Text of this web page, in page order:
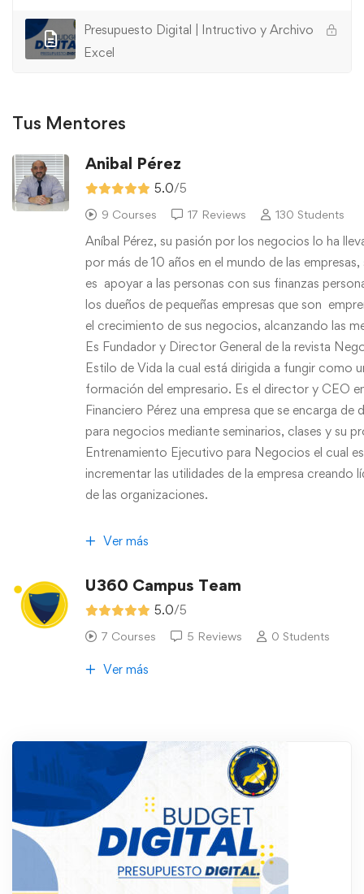
Presupuesto Digital | Intructivo y Archivo
Excel
Tus Mentores
Anibal Pérez
5.0/5
9 Courses 17 Reviews 130 Students
Aníbal Pérez, su pasión por los negocios lo ha
por más de 10 años en el mundo de las
es apoyar a las personas con sus finanzas
los dueños de pequeñas empresas que son
el crecimiento de sus negocios, alcanzando las
Es Fundador y Director General de la revista
Estilo de Vida la cual está dirigida a fungir como
formación del empresario. Es el director y CEO
Financiero Pérez una empresa que se encarga
para negocios mediante seminarios, clases y su
Entrenamiento Ejecutivo para Negocios el cual
incrementar las utilidades de la empresa creando
de las organizaciones.
Ver más
U360 Campus Team
5.0/5
7 Courses 5 Reviews 0 Students
Ver más